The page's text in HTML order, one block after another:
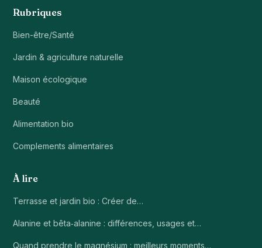
Rubriques
Bien-être/Santé
Jardin & agriculture naturelle
Maison écologique
Beauté
Alimentation bio
Complements alimentaires
À lire
Terrasse et jardin bio : Créer de…
Alanine et bêta‑alanine : différences, usages et…
Quand prendre le magnésium : meilleurs moments…